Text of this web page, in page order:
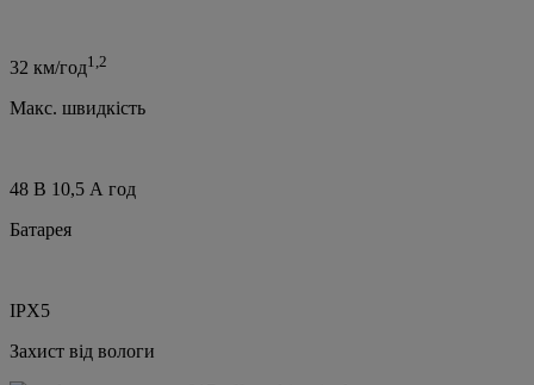
32 км/год1,2
Макс. швидкість
48 В 10,5 А год
Батарея
IPX5
Захист від вологи